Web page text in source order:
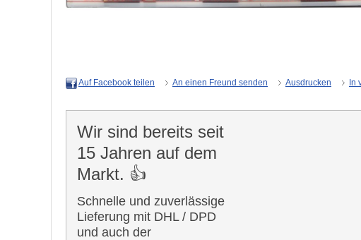
Auf Facebook teilen An einen Freund senden Ausdrucken In
Wir sind bereits seit
15 Jahren auf dem
Markt. 👍
Schnelle und zuverlässige
Lieferung mit DHL / DPD
und auch der